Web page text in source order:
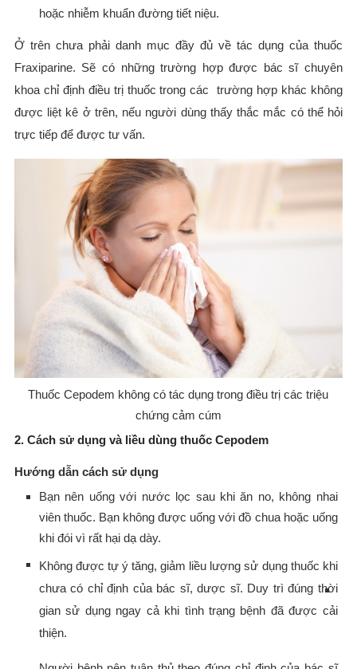
hoặc nhiễm khuẩn đường tiết niệu.
Ở trên chưa phải danh mục đầy đủ về tác dụng của thuốc
Fraxiparine. Sẽ có những trường hợp được bác sĩ chuyên
khoa chỉ định điều trị thuốc trong các trường hợp khác không
được liệt kê ở trên, nếu người dùng thấy thắc mắc có thể hỏi
trực tiếp để được tư vấn.
Thuốc Cepodem không có tác dụng trong điều trị các triệu
chứng cảm cúm
2. Cách sử dụng và liều dùng thuốc Cepodem
Hướng dẫn cách sử dụng
Bạn nên uống với nước lọc sau khi ăn no, không nhai
viên thuốc. Bạn không được uống với đồ chua hoặc uống
khi đói vì rất hại dạ dày.
Không được tự ý tăng, giảm liều lượng sử dụng thuốc khi
chưa có chỉ định của bác sĩ, dược sĩ. Duy trì đúng thời
gian sử dụng ngay cả khi tình trạng bệnh đã được cải
thiện.